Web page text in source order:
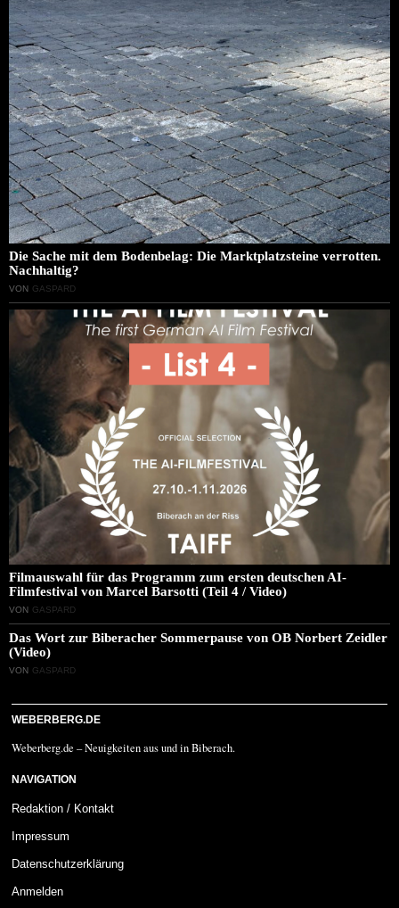
Die Sache mit dem Bodenbelag: Die Marktplatzsteine verrotten.
Nachhaltig?
VON GASPARD
Filmauswahl für das Programm zum ersten deutschen AI-
Filmfestival von Marcel Barsotti (Teil 4 / Video)
VON GASPARD
Das Wort zur Biberacher Sommerpause von OB Norbert Zeidler
(Video)
VON GASPARD
WEBERBERG.DE
Weberberg.de – Neuigkeiten aus und in Biberach.
NAVIGATION
Redaktion / Kontakt
Impressum
Datenschutzerklärung
Anmelden